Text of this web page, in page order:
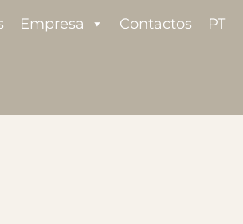
Empresa Contactos PT